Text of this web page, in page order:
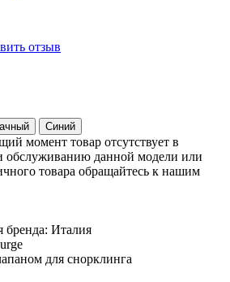
отзыв
Синий
момент товар отсутствует в
обслуживанию данной модели или
товара обращайтесь к нашим
бренда: Италия
для снорклинга